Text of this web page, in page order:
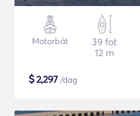
Motorbåt
39 fot
12 m
$2,297 /dag